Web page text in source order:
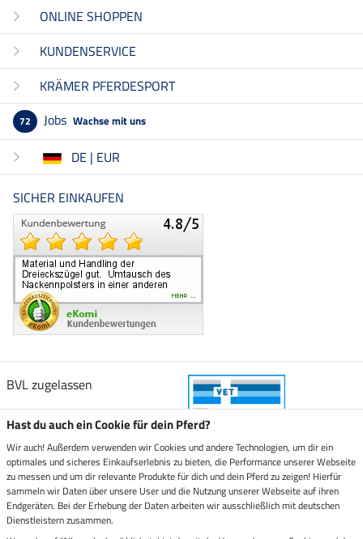
ONLINE SHOPPEN
KUNDENSERVICE
KRÄMER PFERDESPORT
72 Jobs Wachse mit uns
DE | EUR
SICHER EINKAUFEN
BVL zugelassen
Zustellung durch
Sicher bezahlen mit
Hast du auch ein Cookie für dein Pferd?
Wir auch! Außerdem verwenden wir Cookies und andere Technologien, um dir ein
optimales und sicheres Einkaufserlebnis zu bieten, die Performance unserer Webseite
zu messen und um dir relevante Produkte für dich und dein Pferd zu zeigen! Hierfür
sammeln wir Daten über unsere User und die Nutzung unserer Webseite auf ihren
Endgeräten. Bei der Erhebung der Daten arbeiten wir ausschließlich mit deutschen
Dienstleistern zusammen.